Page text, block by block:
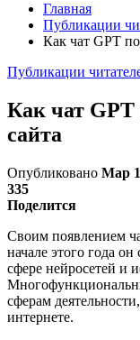
Главная
Публикации
Как чат GPT
Публикации
Как чат GPT
сайта
Опубликовано Мар
335
Поделится
Своим появлением
начале этого года
сфере нейросетей и
сферам
интернете.